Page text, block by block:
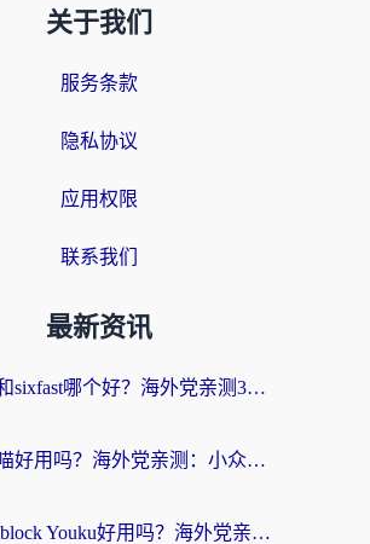
关于我们
服务条款
隐私协议
应用权限
联系我们
最新资讯
雷神手游和sixfast哪个好？海外党亲测3款回国加速器，教你选对不踩坑
穿梭和快喵好用吗？海外党亲测：小众加速器对比+番茄加速器深度体验
云极和Unblock Youku好用吗？海外党亲测+2026回国加速器避坑指南